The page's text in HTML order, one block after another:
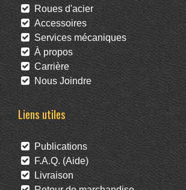
Roues d'acier
Accessoires
Services mécaniques
À propos
Carrière
Nous Joindre
Liens utiles
Publications
F.A.Q. (Aide)
Livraison